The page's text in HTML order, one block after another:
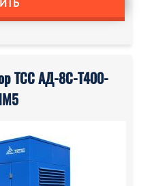
ТСС АД-8С-T400-